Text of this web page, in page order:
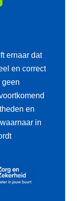
ernaar dat
en correct
geen
en
in